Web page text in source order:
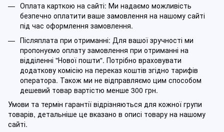
Оплата карткою на сайті: Ми надаємо можливість
безпечно оплатити ваше замовлення на нашому сайті
під час оформлення замовлення.
Післяплата при отриманні: Для вашої зручності ми
пропонуємо оплату замовлення при отриманні на
відділенні "Нової пошти". Потрібно враховувати
додаткову комісію на переказ коштів згідно тарифів
оператора. Також ми не відправляємо цим способом
дешевий товар вартістю менше 300 грн.
Умови та термін гарантії відрізняються для кожної групи
товарів, детальніше це вказано в описі товару на нашому
сайті.